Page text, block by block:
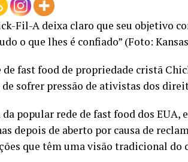
Fil-A deixa claro que seu objetivo
o que lhes é confiado” (Foto:
de fast food de propriedade cristã
sofrer pressão de ativistas dos
popular rede de fast food dos EUA,
depois de aberto por causa de
que têm uma visão tradicional do